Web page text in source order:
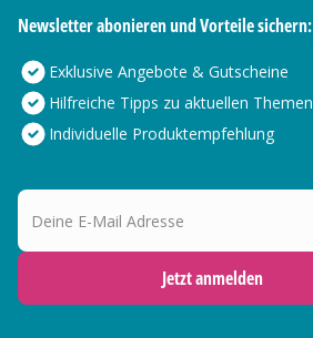
Newsletter abonieren und Vorteile sichern:
Exklusive Angebote & Gutscheine
Hilfreiche Tipps zu aktuellen Themen
Individuelle Produktempfehlung
Deine E-Mail Adresse
Jetzt anmelden